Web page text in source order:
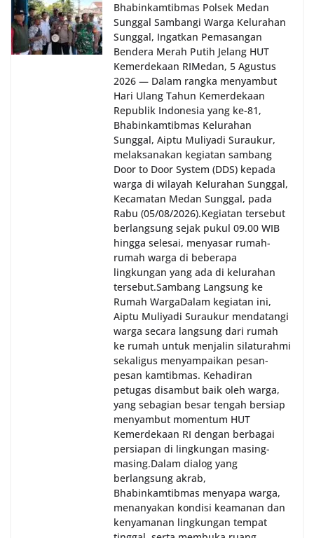
Bhabinkamtibmas Polsek Medan
Sunggal Sambangi Warga Kelurahan
Sunggal, Ingatkan Pemasangan
Bendera Merah Putih Jelang HUT
Kemerdekaan RI‎‎Medan, 5 Agustus
2026 — Dalam rangka menyambut
Hari Ulang Tahun Kemerdekaan
Republik Indonesia yang ke-81,
Bhabinkamtibmas Kelurahan
Sunggal, Aiptu Muliyadi Suraukur,
melaksanakan kegiatan sambang
Door to Door System (DDS) kepada
warga di wilayah Kelurahan Sunggal,
Kecamatan Medan Sunggal, pada
Rabu (05/08/2026).‎‎Kegiatan tersebut
berlangsung sejak pukul 09.00 WIB
hingga selesai, menyasar rumah-
rumah warga di beberapa
lingkungan yang ada di kelurahan
tersebut.‎Sambang Langsung ke
Rumah Warga‎Dalam kegiatan ini,
Aiptu Muliyadi Suraukur mendatangi
warga secara langsung dari rumah
ke rumah untuk menjalin silaturahmi
sekaligus menyampaikan pesan-
pesan kamtibmas. Kehadiran
petugas disambut baik oleh warga,
yang sebagian besar tengah bersiap
menyambut momentum HUT
Kemerdekaan RI dengan berbagai
persiapan di lingkungan masing-
masing.‎Dalam dialog yang
berlangsung akrab,
Bhabinkamtibmas menyapa warga,
menanyakan kondisi keamanan dan
kenyamanan lingkungan tempat